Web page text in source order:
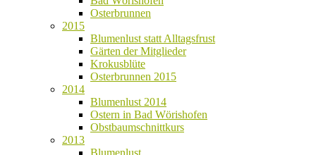
Osterbrunnen
2015
Blumenlust statt Alltagsfrust
Gärten der Mitglieder
Krokusblüte
Osterbrunnen 2015
2014
Blumenlust 2014
Ostern in Bad Wörishofen
Obstbaumschnittkurs
2013
Blumenlust